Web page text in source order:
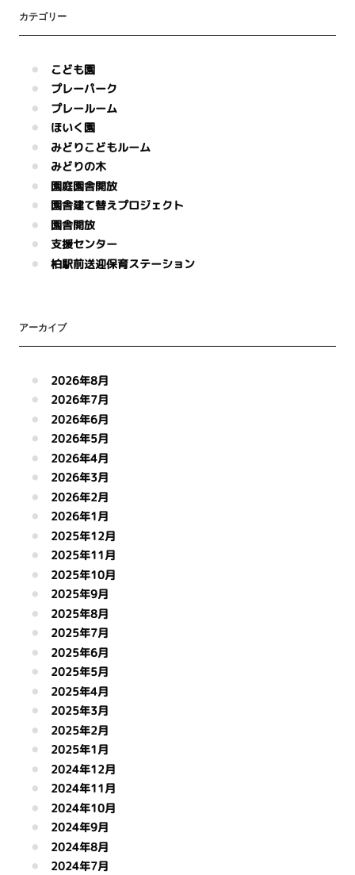
カテゴリー
こども園
プレーパーク
プレールーム
ほいく園
みどりこどもルーム
みどりの木
園庭園舎開放
園舎建て替えプロジェクト
園舎開放
支援センター
柏駅前送迎保育ステーション
アーカイブ
2026年8月
2026年7月
2026年6月
2026年5月
2026年4月
2026年3月
2026年2月
2026年1月
2025年12月
2025年11月
2025年10月
2025年9月
2025年8月
2025年7月
2025年6月
2025年5月
2025年4月
2025年3月
2025年2月
2025年1月
2024年12月
2024年11月
2024年10月
2024年9月
2024年8月
2024年7月